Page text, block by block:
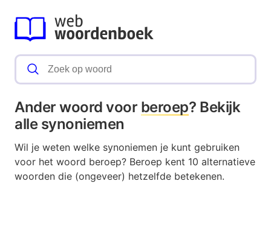
Ander woord voor beroep? Bekijk
alle synoniemen
Wil je weten welke synoniemen je kunt gebruiken
voor het woord beroep? Beroep kent 10 alternatieve
woorden die (ongeveer) hetzelfde betekenen.